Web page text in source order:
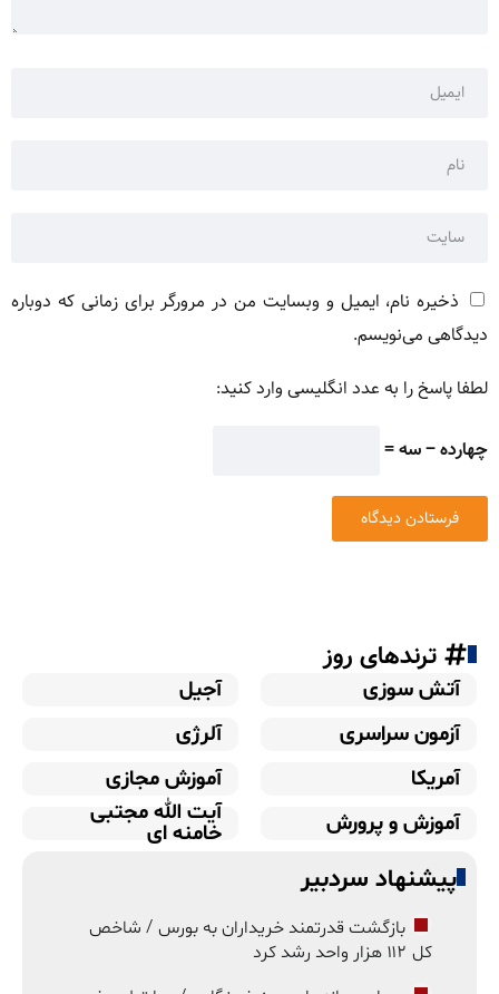
ذخیره نام، ایمیل و وبسایت من در مرورگر برای زمانی که دوباره
دیدگاهی می‌نویسم.
لطفا پاسخ را به عدد انگلیسی وارد کنید:
چهارده − سه =
ترندهای روز
آتش سوزی
آجیل
آزمون سراسری
آلرژی
آمریکا
آموزش مجازی
آموزش و پرورش
آیت الله مجتبی
خامنه ای
پیشنهاد سردبیر
بازگشت قدرتمند خریداران به بورس / شاخص
کل ۱۱۲ هزار واحد رشد کرد